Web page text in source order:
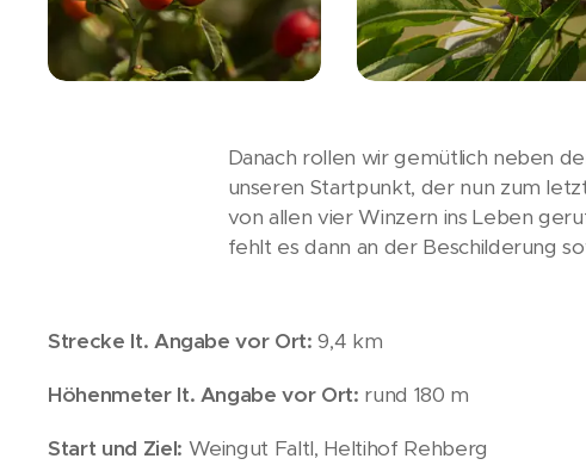
Danach rollen wir gemütlich neben
unseren Startpunkt, der nun zum
von allen vier Winzern ins Leben
fehlt es dann an der Beschilderung
Strecke lt. Angabe vor Ort:9,4 km
Höhenmeter lt. Angabe vor Ort: rund 180 m
Start und Ziel: Weingut Faltl, Heltihof Rehberg